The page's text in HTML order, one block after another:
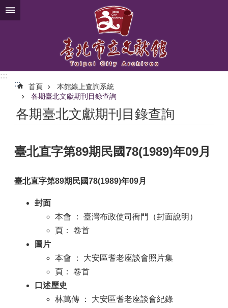
跳到主要內容區塊
:::
:::
首頁
本館線上查詢系統
各期臺北文獻期刊目錄查詢
各期臺北文獻期刊目錄查詢
臺北直字第89期民國78(1989)年09月
臺北直字第89期民國78(1989)年09月
封面
本會 ： 臺灣布政使司衙門（封面說明）
頁： 卷首
圖片
本會 ： 大安區耆老座談會照片集
頁： 卷首
口述歷史
林萬傳 ： 大安區耆老座談會紀錄